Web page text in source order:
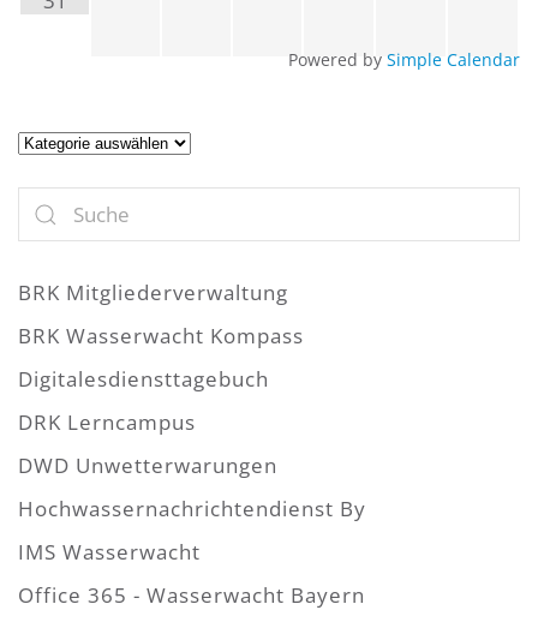
Powered by Simple Calendar
Artikel
BRK Mitgliederverwaltung
BRK Wasserwacht Kompass
Digitalesdiensttagebuch
DRK Lerncampus
DWD Unwetterwarungen
Hochwassernachrichtendienst By
IMS Wasserwacht
Office 365 - Wasserwacht Bayern